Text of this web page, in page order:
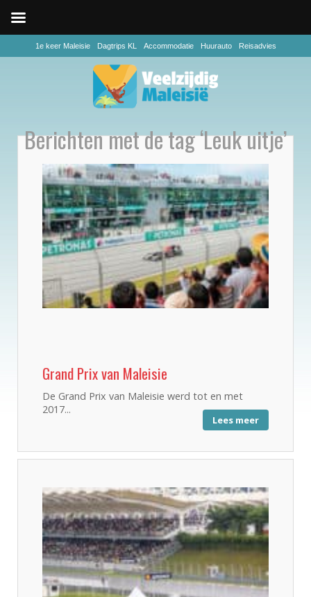
1e keer Maleisie Dagtrips KL Accommodatie Huurauto Reisadvies
Berichten met de tag ‘Leuk uitje’
Grand Prix van Maleisie
De Grand Prix van Maleisie werd tot en met
2017...
Lees meer